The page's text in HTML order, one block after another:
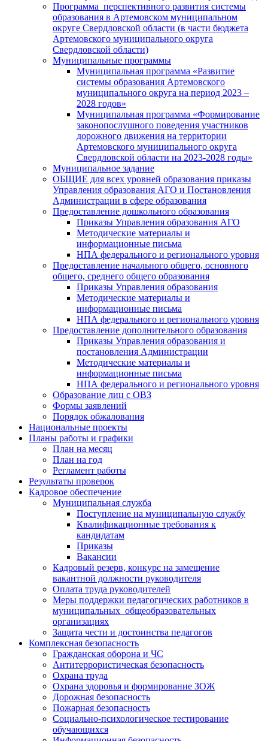
Программа перспективного развития системы
образования в Артемовском муниципальном
округе Свердловской области (в части бюджета
Артемовского муниципального округа
Свердловской области)
Муниципальные программы
Муниципальная программа «Развитие
системы образования Артемовского
муниципального округа на период 2023 –
2028 годов»
Муниципальная программа «Формирование
законопослушного поведения участников
дорожного движения на территории
Артемовского муниципального округа
Свердловской области на 2023-2028 годы»
Муниципальное задание
ОБЩИЕ для всех уровней образования приказы
Управления образования АГО и Постановления
Администрации в сфере образования
Предоставление дошкольного образования
Приказы Управления образования АГО
Методические материалы и
информационные письма
НПА федерального и регионального уровня
Предоставление начального общего, основного
общего, среднего общего образования
Приказы Управления образования
Методические материалы и
информационные письма
НПА федерального и регионального уровня
Предоставление дополнительного образования
Приказы Управления образования и
постановления Администрации
Методические материалы и
информационные письма
НПА федерального и регионального уровня
Образование лиц с ОВЗ
Формы заявлений
Порядок обжалования
Национальные проекты
Планы работы и графики
План на месяц
План на год
Регламент работы
Результаты проверок
Кадровое обеспечение
Муниципальная служба
Поступление на муниципальную службу
Квалификационные требования к
кандидатам
Приказы
Вакансии
Кадровый резерв, конкурс на замещение
вакантной должности руководителя
Оплата труда руководителей
Меры поддержки педагогических работников в
муниципальных общеобразовательных
организациях
Защита чести и достоинства педагогов
Комплексная безопасность
Гражданская оборона и ЧС
Антитеррористическая безопасность
Охрана труда
Охрана здоровья и формирование ЗОЖ
Дорожная безопасность
Пожарная безопасность
Социально-психологическое тестирование
обучающихся